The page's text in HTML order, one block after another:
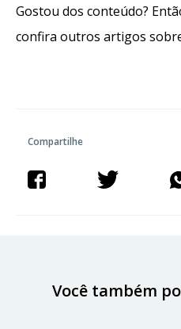
Compartilhe
Gostou dos conteúdo?
confira outros artigos
Você também